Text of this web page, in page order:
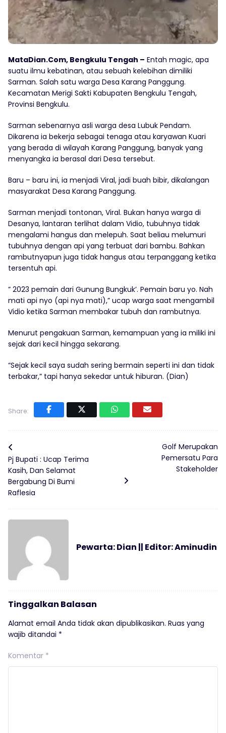
MataDian.Com, Bengkulu Tengah – Entah magic, apa
suatu ilmu kebatinan, atau sebuah kelebihan dimiliki
Sarman. Salah satu warga Desa Karang Panggung.
Kecamatan Merigi Sakti Kabupaten Bengkulu Tengah,
Provinsi Bengkulu.
Sarman sebenarnya asli warga desa Lubuk Pendam.
Dikarena ia bekerja sebagai tenaga atau karyawan Kuari
yang berada di wilayah Karang Panggung, banyak yang
menyangka ia berasal dari Desa tersebut.
Baru – baru ini, ia menjadi Viral, jadi buah bibir, dikalangan
masyarakat Desa Karang Panggung.
Sarman menjadi tontonan, Viral. Bukan hanya warga di
Desanya, lantaran terlihat dalam Vidio, tubuhnya tidak
mengalami hangus dan melepuh. Saat beliau melumuri
tubuhnya dengan api yang terbuat dari bambu. Bahkan
rambutnyapun juga tidak hangus atau terpanggang ketika
tersentuh api.
” 2023 pemain dari Gunung Bungkuk’. Pemain baru yo. Nah
mati api nyo (api nya mati),” ucap warga saat mengambil
Vidio ketika Sarman membakar tubuh dan rambutnya.
Menurut pengakuan Sarman, kemampuan yang ia miliki ini
sejak dari kecil hingga sekarang.
“Sejak kecil saya sudah sering bermain seperti ini dan tidak
terbakar,” tapi hanya sekedar untuk hiburan. (Dian)
Share:
Pj Bupati : Ucap Terima
Kasih, Dan Selamat
Bergabung Di Bumi
Raflesia
Golf Merupakan
Pemersatu Para
Stakeholder
Pewarta: Dian || Editor: Aminudin
Tinggalkan Balasan
Alamat email Anda tidak akan dipublikasikan. Ruas yang
wajib ditandai *
Komentar *